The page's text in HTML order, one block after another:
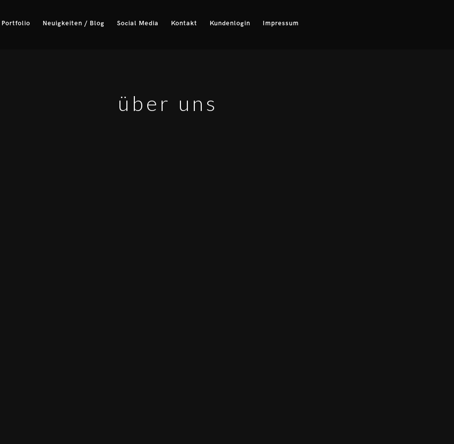
Portfolio Neuigkeiten / Blog Social Media Kontakt Kundenlogin Impressum
über uns